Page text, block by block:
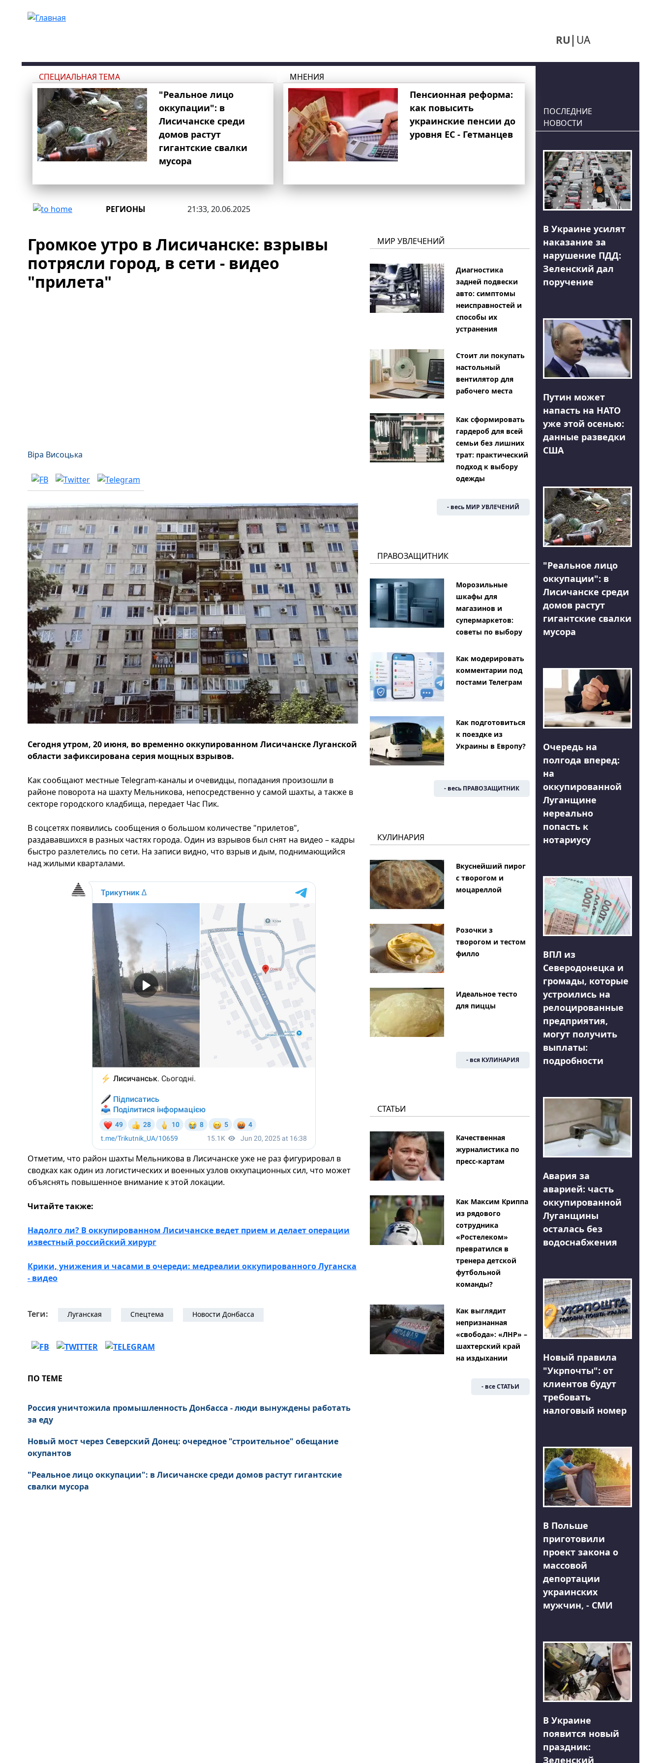
RU UA
СПЕЦИАЛЬНАЯ ТЕМА
"Реальное лицо
оккупации": в
Лисичанске среди
домов растут
гигантские свалки
мусора
МНЕНИЯ
Пенсионная реформа:
как повысить
украинские пенсии до
уровня ЕС - Гетманцев
РЕГИОНЫ 21:33, 20.06.2025
Громкое утро в Лисичанске: взрывы
потрясли город, в сети - видео
"прилета"
Віра Висоцька
Сегодня утром, 20 июня, во временно оккупированном Лисичанске Луганской
области зафиксирована серия мощных взрывов.
Как сообщают местные Telegram-каналы и очевидцы, попадания произошли в
районе поворота на шахту Мельникова, непосредственно у самой шахты, а также в
секторе городского кладбища, передает Час Пик.
В соцсетях появились сообщения о большом количестве "прилетов",
раздававшихся в разных частях города. Один из взрывов был снят на видео – кадры
быстро разлетелись по сети. На записи видно, что взрыв и дым, поднимающийся
над жилыми кварталами.
Отметим, что район шахты Мельникова в Лисичанске уже не раз фигурировал в
сводках как один из логистических и военных узлов оккупационных сил, что может
объяснять повышенное внимание к этой локации.
Читайте также:
Надолго ли? В оккупированном Лисичанске ведет прием и делает операции
известный российский хирург
Крики, унижения и часами в очереди: медреалии оккупированного Луганска
- видео
Теги: Луганская Спецтема Новости Донбасса
ПО ТЕМЕ
Россия уничтожила промышленность Донбасса - люди вынуждены работать
за еду
Новый мост через Северский Донец: очередное "строительное" обещание
окупантов
"Реальное лицо оккупации": в Лисичанске среди домов растут гигантские
свалки мусора
МИР УВЛЕЧЕНИЙ
Диагностика
задней подвески
авто: симптомы
неисправностей и
способы их
устранения
Стоит ли покупать
настольный
вентилятор для
рабочего места
Как сформировать
гардероб для всей
семьи без лишних
трат: практический
подход к выбору
одежды
- весь МИР УВЛЕЧЕНИЙ
ПРАВОЗАЩИТНИК
Морозильные
шкафы для
магазинов и
супермаркетов:
советы по выбору
Как модерировать
комментарии под
постами Телеграм
Как подготовиться
к поездке из
Украины в Европу?
- весь ПРАВОЗАЩИТНИК
КУЛИНАРИЯ
Вкуснейший пирог
с творогом и
моцареллой
Розочки з
творогом и тестом
филло
Идеальное тесто
для пиццы
- вся КУЛИНАРИЯ
СТАТЬИ
Качественная
журналистика по
пресс-картам
Как Максим Криппа
из рядового
сотрудника
«Ростелеком»
превратился в
тренера детской
футбольной
команды?
Как выглядит
непризнанная
«свобода»: «ЛНР» –
шахтерский край
на издыхании
- все СТАТЬИ
ПОСЛЕДНИЕ
НОВОСТИ
В Украине усилят
наказание за
нарушение ПДД:
Зеленский дал
поручение
Путин может
напасть на НАТО
уже этой осенью:
данные разведки
США
"Реальное лицо
оккупации": в
Лисичанске среди
домов растут
гигантские свалки
мусора
Очередь на
полгода вперед:
на
оккупированной
Луганщине
нереально
попасть к
нотариусу
ВПЛ из
Северодонецка и
громады, которые
устроились на
релоцированные
предприятия,
могут получить
выплаты:
подробности
Авария за
аварией: часть
оккупированной
Луганщины
осталась без
водоснабжения
Новый правила
"Укрпочты": от
клиентов будут
требовать
налоговый номер
В Польше
приготовили
проект закона о
массовой
депортации
украинских
мужчин, - СМИ
В Украине
появится новый
праздник:
Зеленский